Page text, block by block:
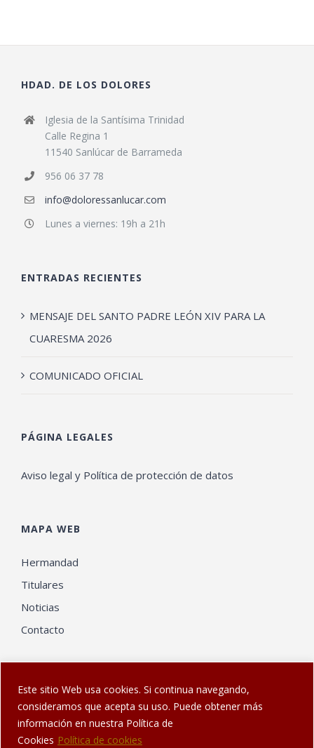
Este sitio Web usa cookies. Si continua navegando,
consideramos que acepta su uso. Puede obtener más
información en nuestra Política de
Cookies Política de cookies
HDAD. DE LOS DOLORES
Iglesia de la Santísima Trinidad
Calle Regina 1
11540 Sanlúcar de Barrameda
956 06 37 78
info@doloressanlucar.com
Lunes a viernes: 19h a 21h
ENTRADAS RECIENTES
MENSAJE DEL SANTO PADRE LEÓN XIV PARA LA
CUARESMA 2026
COMUNICADO OFICIAL
PÁGINA LEGALES
Aviso legal y Política de protección de datos
MAPA WEB
Hermandad
Titulares
Noticias
Contacto